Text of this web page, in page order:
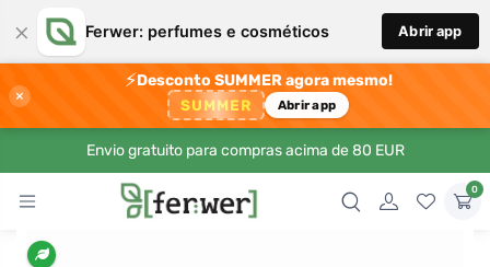
× Ferwer: perfumes e cosméticos Abrir app
×
⚡Desconto SUMMER agora mesmo!
SUMMER Abrir app
Envio gratuito para compras acima de 80 EUR
0